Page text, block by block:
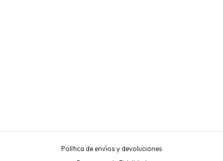
Política de envíos y devoluciones